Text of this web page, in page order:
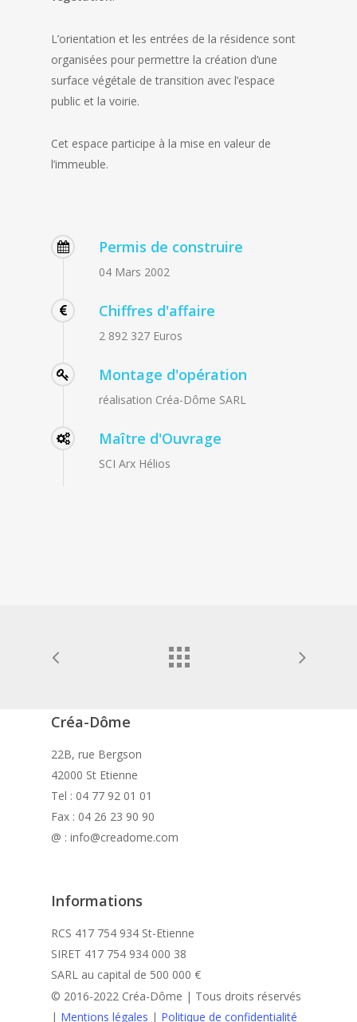
L’orientation et les entrées de la résidence sont
organisées pour permettre la création d’une
surface végétale de transition avec l’espace
public et la voirie.
Cet espace participe à la mise en valeur de
l’immeuble.
Permis de construire
04 Mars 2002
Chiffres d'affaire
2 892 327 Euros
Montage d'opération
réalisation Créa-Dôme SARL
Maître d'Ouvrage
SCI Arx Hélios
Créa-Dôme
22B, rue Bergson
42000 St Etienne
Tel : 04 77 92 01 01
Fax : 04 26 23 90 90
@ : info@creadome.com
Informations
RCS 417 754 934 St-Etienne
SIRET 417 754 934 000 38
SARL au capital de 500 000 €
© 2016-2022 Créa-Dôme | Tous droits réservés
| Mentions légales | Politique de confidentialité